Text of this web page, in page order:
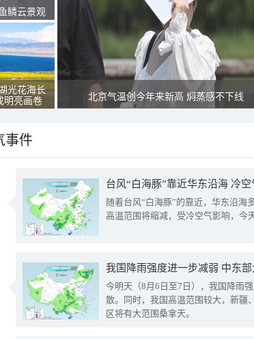
鳞云景观
光花海长
明亮画卷
北京气温创今年来新高 焖蒸感不下线
事件
台风“白海豚”靠近华东沿海 冷
随着台风“白海豚”的靠近，华东沿海
高温范围将缩减，受冷空气影响，今
今明天（8月6日至7日），我国降雨
散。同时，我国高温范围较大，新疆
区将有大范围桑拿天。